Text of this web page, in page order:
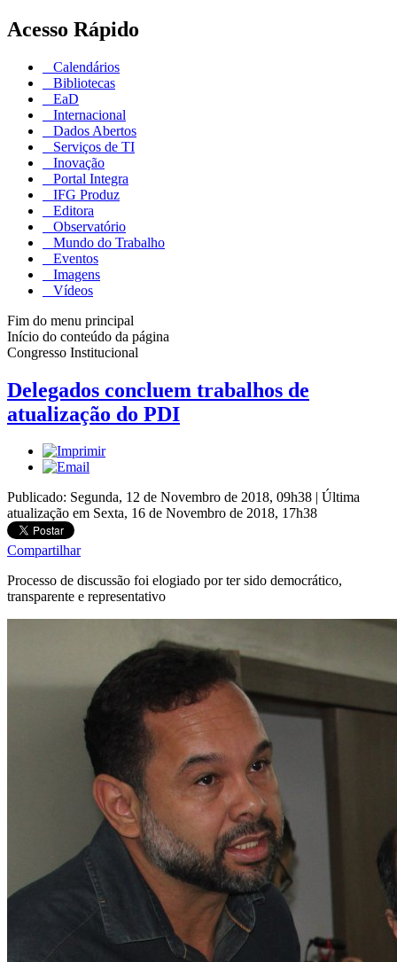
Acesso Rápido
Calendários
Bibliotecas
EaD
Internacional
Dados Abertos
Serviços de TI
Inovação
Portal Integra
IFG Produz
Editora
Observatório
Mundo do Trabalho
Eventos
Imagens
Vídeos
Fim do menu principal
Início do conteúdo da página
Congresso Institucional
Delegados concluem trabalhos de
atualização do PDI
Publicado: Segunda, 12 de Novembro de 2018, 09h38 | Última
atualização em Sexta, 16 de Novembro de 2018, 17h38
Compartilhar
Processo de discussão foi elogiado por ter sido democrático,
transparente e representativo